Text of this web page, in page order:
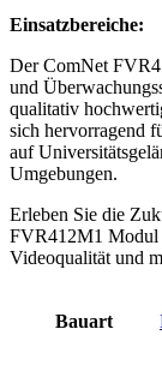
Einsatzbereiche:
Der ComNet
und
qualitativ
sich hervorragend
auf
Umgebungen.
Erleben Sie die
FVR412M1 Modul
Videoqualität und
Bauart